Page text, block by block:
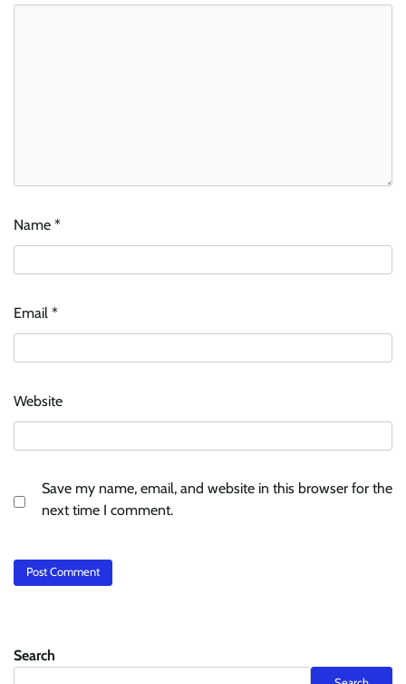
Name *
Email *
Website
Save my name, email, and website in this browser for the
next time I comment.
Search